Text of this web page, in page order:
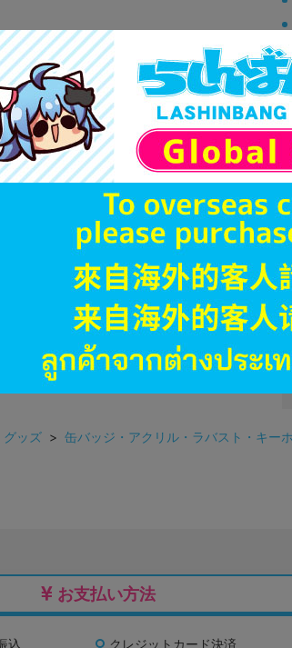
グッズ > 缶バッジ・アクリル・ラバスト・キー
お支払い方法
込 クレジットカード決済